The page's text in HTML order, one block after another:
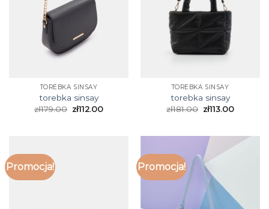
TOREBKA SINSAY
torebka sinsay
zł179.00 zł112.00
TOREBKA SINSAY
torebka sinsay
zł181.00 zł113.00
Promocja! Promocja!